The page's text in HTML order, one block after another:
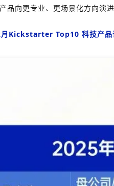
品向更专业、更场景化方向演
月Kickstarter Top10 科技产品